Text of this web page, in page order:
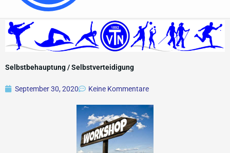
Selbstbehauptung / Selbstverteidigung
September 30, 2020 Keine Kommentare